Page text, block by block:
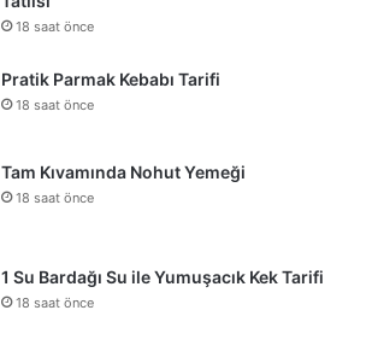
18 saat önce
Pratik Parmak Kebabı Tarifi
18 saat önce
Tam Kıvamında Nohut Yemeği
18 saat önce
1 Su Bardağı Su ile Yumuşacık Kek Tarifi
18 saat önce